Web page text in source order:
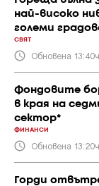
най-високо
големи
СВЯТ
Обновена
Фондовите
в края на
сектор*
ФИНАНСИ
Обновена
Горди